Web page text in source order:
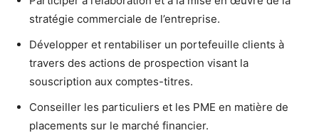
stratégie commerciale de l’entreprise.
Développer et rentabiliser un portefeuille clients à
travers des actions de prospection visant la
souscription aux comptes-titres.
Conseiller les particuliers et les PME en matière de
placements sur le marché financier.